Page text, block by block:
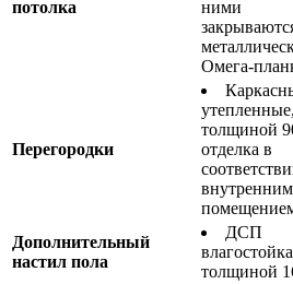
потолка
ними
Омега-
Перегородки
утепленные,
толщиной
отделка в
внутренним
Дополнительный
настил пола
ДСП
толщиной